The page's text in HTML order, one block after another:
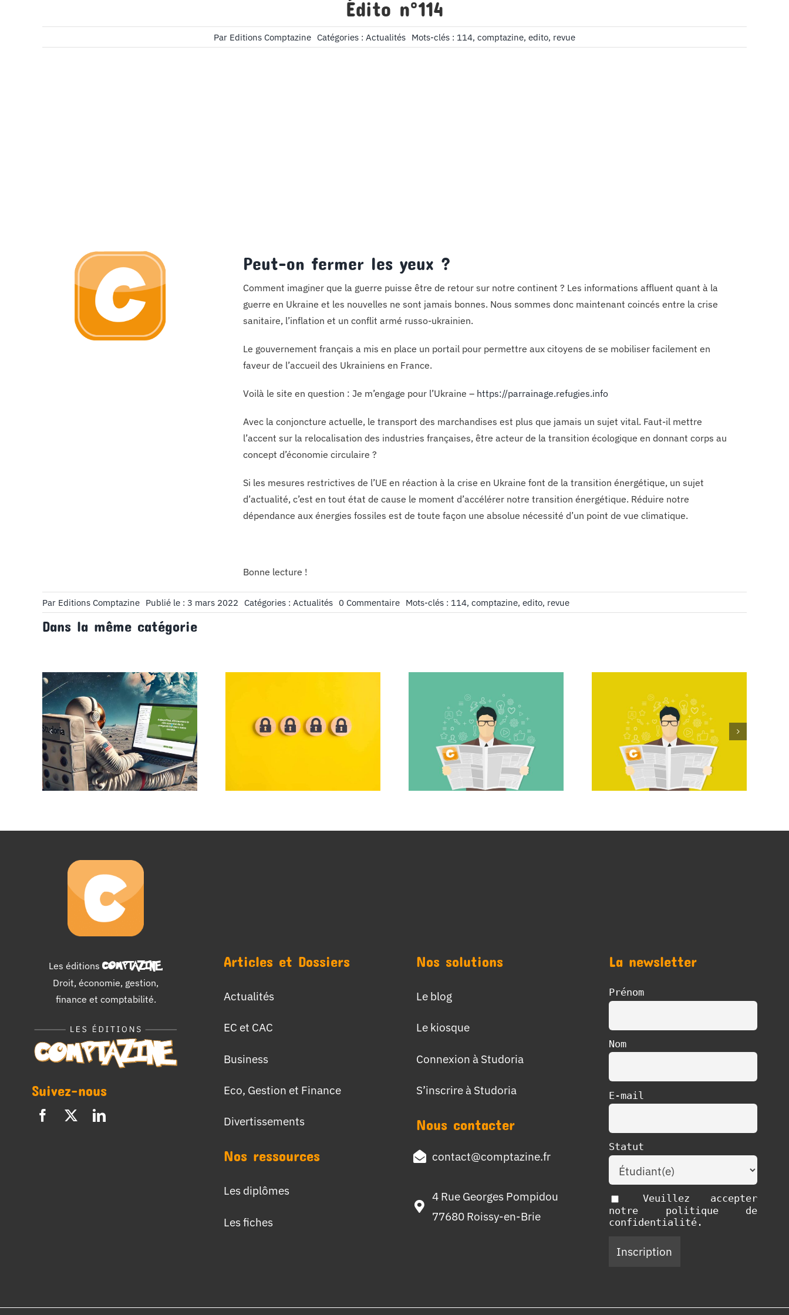
Édito n°114
Par Editions Comptazine Catégories : Actualités Mots-clés : 114, comptazine, edito, revue
Peut-on fermer les yeux ?
Comment imaginer que la guerre puisse être de retour sur notre continent ? Les informations affluent quant à la
guerre en Ukraine et les nouvelles ne sont jamais bonnes. Nous sommes donc maintenant coincés entre la crise
sanitaire, l’inflation et un conflit armé russo-ukrainien.
Le gouvernement français a mis en place un portail pour permettre aux citoyens de se mobiliser facilement en
faveur de l’accueil des Ukrainiens en France.
Voilà le site en question : Je m’engage pour l’Ukraine – https://parrainage.refugies.info
Avec la conjoncture actuelle, le transport des marchandises est plus que jamais un sujet vital. Faut-il mettre
l’accent sur la relocalisation des industries françaises, être acteur de la transition écologique en donnant corps au
concept d’économie circulaire ?
Si les mesures restrictives de l’UE en réaction à la crise en Ukraine font de la transition énergétique, un sujet
d’actualité, c’est en tout état de cause le moment d’accélérer notre transition énergétique. Réduire notre
dépendance aux énergies fossiles est de toute façon une absolue nécessité d’un point de vue climatique.
Bonne lecture !
Par Editions Comptazine Publié le : 3 mars 2022 Catégories : Actualités 0 Commentaireon
Édito
Mots-clés : 114, comptazine, edito, revue
Dans la même catégorie
plateforme
d’apprentissage
complète pour le BTS
Comptabilité et
Gestion
Comment protéger
Les éditions COMPTAZINE.
Droit, économie, gestion,
finance et comptabilité.
Suivez-nous
Articles et Dossiers
Actualités
EC et CAC
Business
Eco, Gestion et Finance
Divertissements
Nos ressources
Les diplômes
Les fiches
Nos solutions
Le blog
Le kiosque
Connexion à Studoria
S’inscrire à Studoria
Nous contacter
contact@comptazine.fr
4 Rue Georges Pompidou
77680 Roissy-en-Brie
La newsletter
Prénom
Nom
E-mail
Statut
Veuillez accepter
notre politique de
confidentialité.